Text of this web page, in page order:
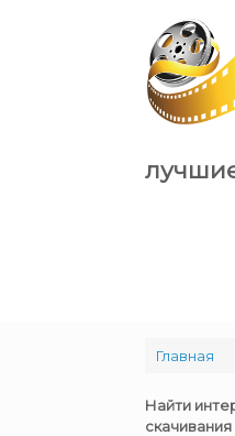
Главная
Найти